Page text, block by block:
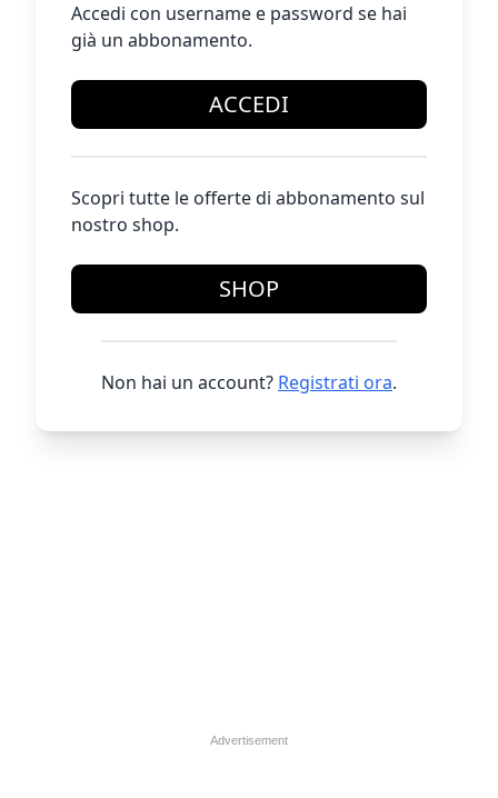
Accedi con username e password se hai
già un abbonamento.
ACCEDI
Scopri tutte le offerte di abbonamento sul
nostro shop.
SHOP
Non hai un account? Registrati ora.